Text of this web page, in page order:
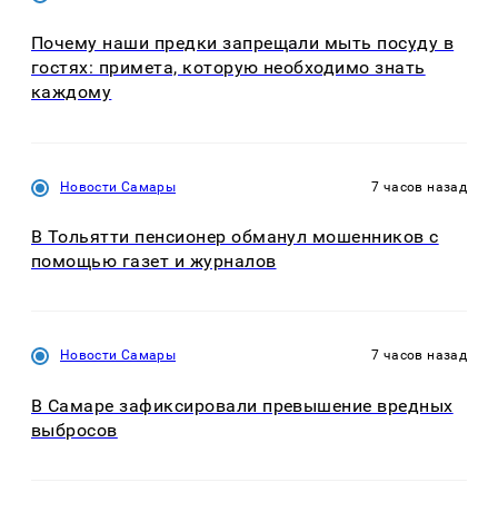
Почему наши предки запрещали мыть посуду в
гостях: примета, которую необходимо знать
каждому
Новости Самары 7 часов назад
В Тольятти пенсионер обманул мошенников с
помощью газет и журналов
Новости Самары 7 часов назад
В Самаре зафиксировали превышение вредных
выбросов